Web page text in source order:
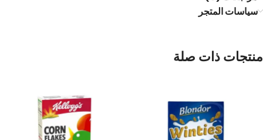
سياسات المتجر
منتجات ذات صلة